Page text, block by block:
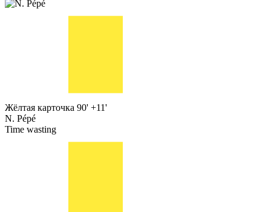
Жёлтая карточка 90' +11'
N. Pépé
Time wasting